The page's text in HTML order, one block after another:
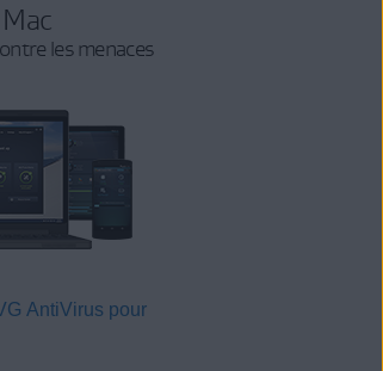
les menaces
AntiVirus pour